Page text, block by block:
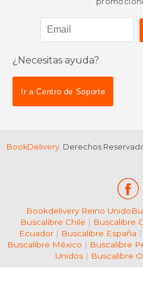
dcto. $ 111.31
¿Necesitas ayuda?
Ir a Centro de Soporte
BookDelivery. Derechos
Bookdelivery Reino Unido
Buscalibre Chile | Buscalibre
Ecuador| Buscalibre España |
Buscalibre México | Buscalibre
Unidos| Buscalibre